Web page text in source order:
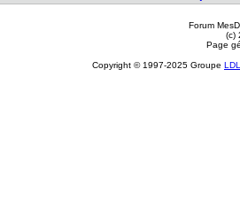
Forum
(c)
Page
Copyright © 1997-2025 Groupe